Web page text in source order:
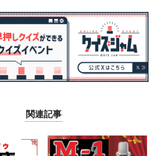
関連記事